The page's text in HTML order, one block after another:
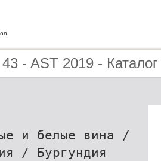
- AST 2019 - Каталог
и белые вина /
/ Бургундия